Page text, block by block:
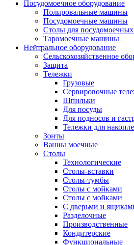
Посудомоечное оборудование
Полировальные машины
Посудомоечные машины
Столы для
Таромоечные машины
Нейтральное оборудование
Сельскохозяйственное
Защита
Тележки
Грузовые
Сервировочные
Шпильки
Для посуды
Для подносов и
Тележки для
Зонты
Ванны моечные
Столы
Технологические
Столы-вставки
Столы-тумбы
Столы с мойками
Столы с мойками
С дверьми и
Разделочные
Производственные
Кондитерские
Функциональные